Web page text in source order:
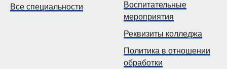
Все специальности
Воспитательные
мероприятия
Реквизиты колледжа
Политика в отношении
обработки